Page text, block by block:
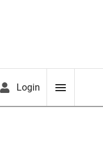
Login